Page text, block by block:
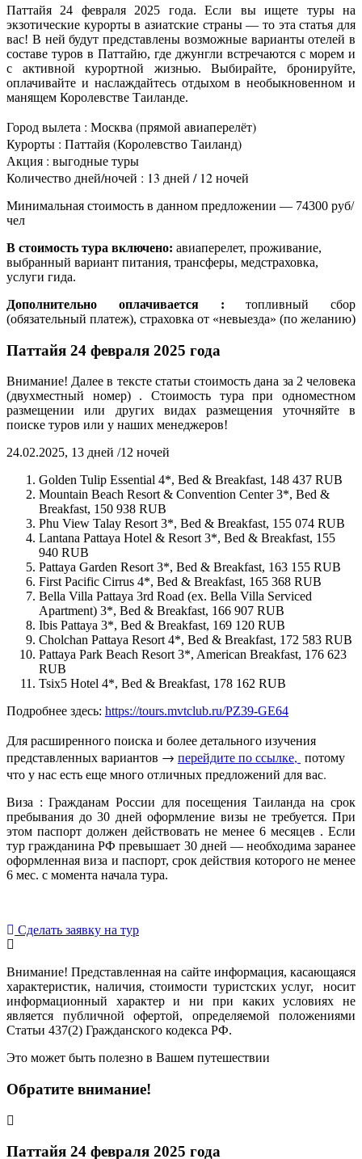
Паттайя 24 февраля 2025 года. Если вы ищете туры на
экзотические курорты в азиатские страны — то эта статья для
вас! В ней будут представлены возможные варианты отелей в
составе туров в Паттайю, где джунгли встречаются с морем и
с активной курортной жизнью. Выбирайте, бронируйте,
оплачивайте и наслаждайтесь отдыхом в необыкновенном и
манящем Королевстве Таиланде.
Город вылета : Москва (прямой авиаперелёт)
Курорты : Паттайя (Королевство Таиланд)
Акция : выгодные туры
Количество дней/ночей : 13 дней / 12 ночей
Минимальная стоимость в данном предложении — 74300 руб/
чел
В стоимость тура включено: авиаперелет, проживание,
выбранный вариант питания, трансферы, медстраховка,
услуги гида.
Дополнительно оплачивается : топливный сбор
(обязательный платеж), страховка от «невыезда» (по желанию)
Паттайя 24 февраля 2025 года
Внимание! Далее в тексте статьи стоимость дана за 2 человека
(двухместный номер) . Стоимость тура при одноместном
размещении или других видах размещения уточняйте в
поиске туров или у наших менеджеров!
24.02.2025, 13 дней /12 ночей
Golden Tulip Essential 4*, Bed & Breakfast, 148 437 RUB
Mountain Beach Resort & Convention Center 3*, Bed &
Breakfast, 150 938 RUB
Phu View Talay Resort 3*, Bed & Breakfast, 155 074 RUB
Lantana Pattaya Hotel & Resort 3*, Bed & Breakfast, 155
940 RUB
Pattaya Garden Resort 3*, Bed & Breakfast, 163 155 RUB
First Pacific Cirrus 4*, Bed & Breakfast, 165 368 RUB
Bella Villa Pattaya 3rd Road (ex. Bella Villa Serviced
Apartment) 3*, Bed & Breakfast, 166 907 RUB
Ibis Pattaya 3*, Bed & Breakfast, 169 120 RUB
Cholchan Pattaya Resort 4*, Bed & Breakfast, 172 583 RUB
Pattaya Park Beach Resort 3*, American Breakfast, 176 623
RUB
Tsix5 Hotel 4*, Bed & Breakfast, 178 162 RUB
Подробнее здесь: https://tours.mvtclub.ru/PZ39-GE64
Для расширенного поиска и более детального изучения
представленных вариантов → перейдите по ссылке, потому
что у нас есть еще много отличных предложений для вас.
Виза : Гражданам России для посещения Таиланда на срок
пребывания до 30 дней оформление визы не требуется. При
этом паспорт должен действовать не менее 6 месяцев . Если
тур гражданина РФ превышает 30 дней — необходима заранее
оформленная виза и паспорт, срок действия которого не менее
6 мес. с момента начала тура.
Сделать заявку на тур
Внимание! Представленная на сайте информация, касающаяся
характеристик, наличия, стоимости туристских услуг, носит
информационный характер и ни при каких условиях не
является публичной офертой, определяемой положениями
Статьи 437(2) Гражданского кодекса РФ.
Это может быть полезно в Вашем путешествии
Обратите внимание!
Паттайя 24 февраля 2025 года